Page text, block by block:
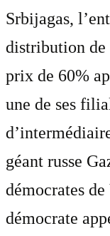
Srbijagas,
distribution de
prix de 60%
une de ses
géant russe
démocrates
démocrate